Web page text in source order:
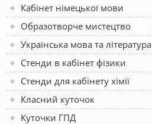
Кабінет німецької мови
Образотворче мистецтво
Українська мова та література
Стенди в кабінет фізики
Стенди для кабінету хімії
Класний куточок
Куточки ГПД